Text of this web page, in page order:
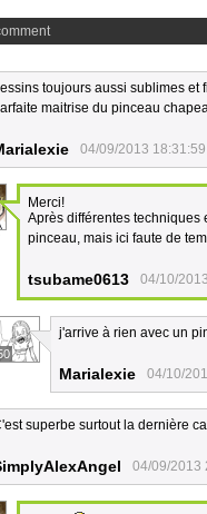
toujours aussi sublimes et
maitrise du pinceau
04/09/2013 18:31:59
Merci!
Après différentes techniques
pinceau, mais ici faute de
tsubame0613 04/10/
j'arrive à rien avec un
Marialexie 04/10/
superbe surtout la dernière
04/09/2013